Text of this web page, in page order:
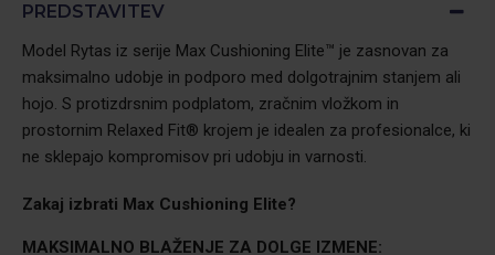
PREDSTAVITEV
Model Rytas iz serije Max Cushioning Elite™ je zasnovan za
maksimalno udobje in podporo med dolgotrajnim stanjem ali
hojo. S protizdrsnim podplatom, zračnim vložkom in
prostornim Relaxed Fit® krojem je idealen za profesionalce, ki
ne sklepajo kompromisov pri udobju in varnosti.
Zakaj izbrati Max Cushioning Elite?
MAKSIMALNO BLAŽENJE ZA DOLGE IZMENE: